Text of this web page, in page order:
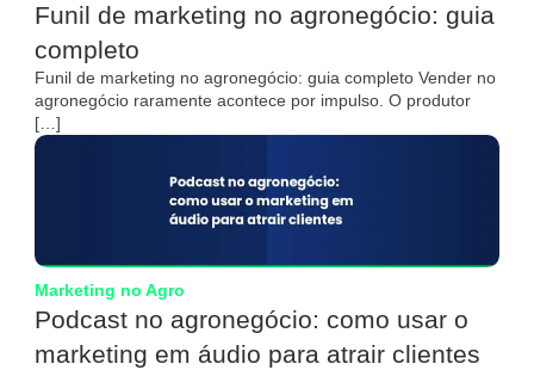
Funil de marketing no agronegócio: guia
completo
Funil de marketing no agronegócio: guia completo Vender no
agronegócio raramente acontece por impulso. O produtor
[…]
Marketing no Agro
Podcast no agronegócio: como usar o
marketing em áudio para atrair clientes